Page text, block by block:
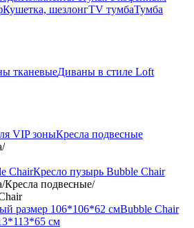
Кушетка, шезлонгTV тумбаТумба
тканевыеДиваны в стиле Loft
VIP зоныКресла подвесные
/
Кресло пузырь Bubble Chair
/Кресла подвесные/
размер 106*106*62 смBubble Chair
см